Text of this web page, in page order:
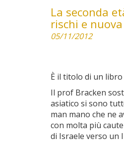
La seconda
rischi e
05/11/2012
È il titolo di un
Il prof Bracken
asiatico si sono
man mano che ne
con molta più
di Israele verso un